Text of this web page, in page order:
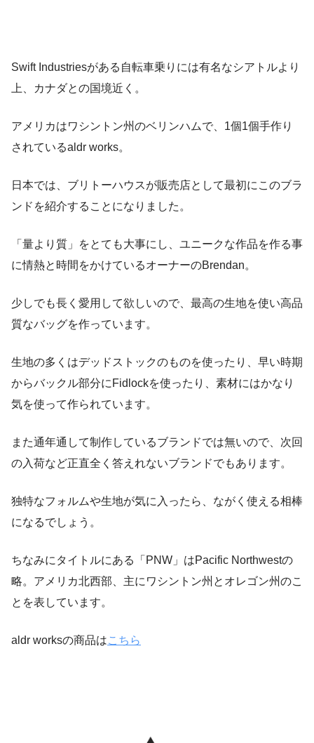
Swift Industriesがある自転車乗りには有名なシアトルより
上、カナダとの国境近く。
アメリカはワシントン州のベリンハムで、1個1個手作り
されているaldr works。
日本では、ブリトーハウスが販売店として最初にこのブラ
ンドを紹介することになりました。
「量より質」をとても大事にし、ユニークな作品を作る事
に情熱と時間をかけているオーナーのBrendan。
少しでも長く愛用して欲しいので、最高の生地を使い高品
質なバッグを作っています。
生地の多くはデッドストックのものを使ったり、早い時期
からバックル部分にFidlockを使ったり、素材にはかなり
気を使って作られています。
また通年通して制作しているブランドでは無いので、次回
の入荷など正直全く答えれないブランドでもあります。
独特なフォルムや生地が気に入ったら、ながく使える相棒
になるでしょう。
ちなみにタイトルにある「PNW」はPacific Northwestの
略。アメリカ北西部、主にワシントン州とオレゴン州のこ
とを表しています。
aldr worksの商品はこちら